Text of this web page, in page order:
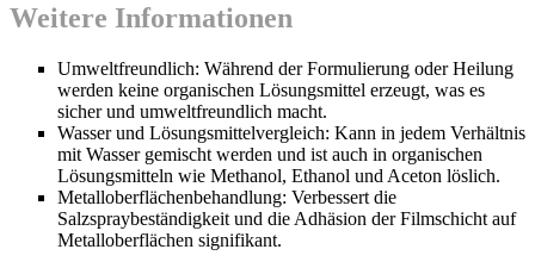
Weitere Informationen
Umweltfreundlich: Während der Formulierung oder Heilung
werden keine organischen Lösungsmittel erzeugt, was es
sicher und umweltfreundlich macht.
Wasser und Lösungsmittelvergleich: Kann in jedem Verhältnis
mit Wasser gemischt werden und ist auch in organischen
Lösungsmitteln wie Methanol, Ethanol und Aceton löslich.
Metalloberflächenbehandlung: Verbessert die
Salzspraybeständigkeit und die Adhäsion der Filmschicht auf
Metalloberflächen signifikant.